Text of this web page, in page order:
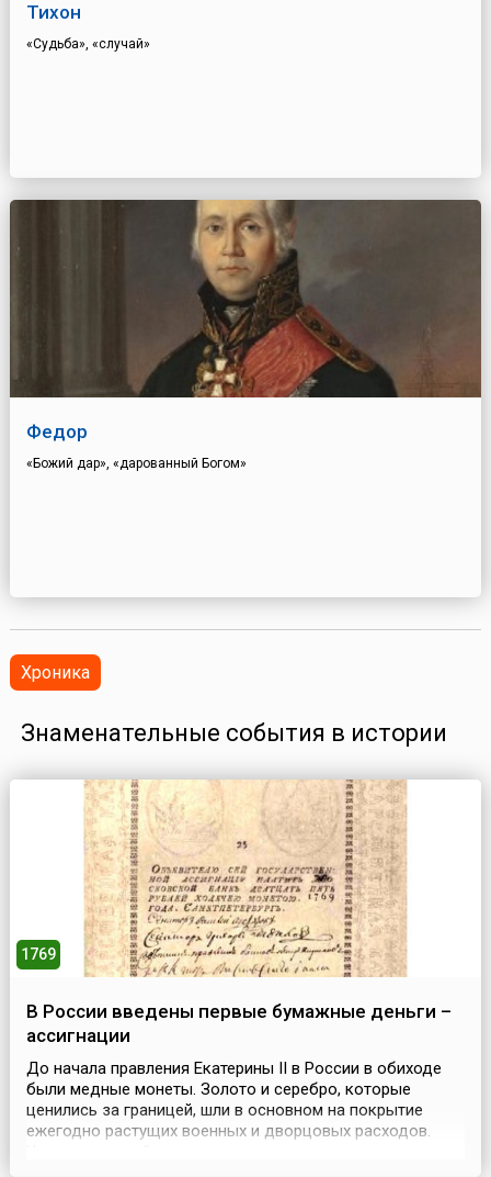
Тихон
«Судьба», «случай»
Федор
«Божий дар», «дарованный Богом»
Хроника
Знаменательные события в истории
1769
В России введены первые бумажные деньги –
ассигнации
До начала правления Екатерины II в России в обиходе
были медные монеты. Золото и серебро, которые
ценились за границей, шли в основном на покрытие
ежегодно растущих военных и дворцовых расходов.
казне. Пока она чеканилась в небольшом количестве и